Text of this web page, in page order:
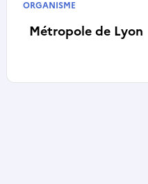
Métropole de Lyon
Collectivité
ORGANISME